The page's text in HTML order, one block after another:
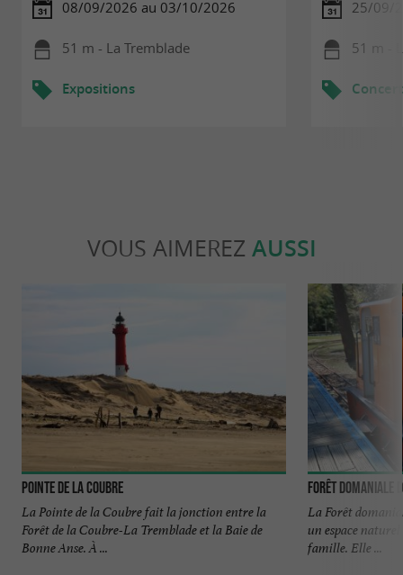
08/09/2026 au 03/10/2026
51 m - La Tremblade
Expositions
25/09/
51 m -
VOUS AIMEREZ AUSSI
Pointe de la Coubre
La Pointe de la Coubre fait la jonction entre la
Forêt de la Coubre-La Tremblade et la Baie de
Bonne Anse. À ...
Forêt domaniale
La Forêt
un espace
famille. Elle ...